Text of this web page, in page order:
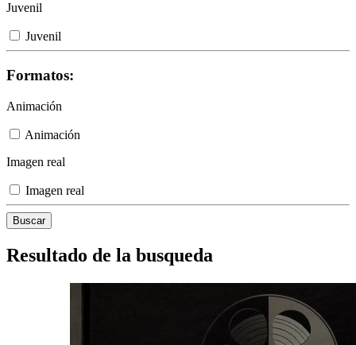
Juvenil
Juvenil
Formatos:
Animación
Animación
Imagen real
Imagen real
Resultado de la busqueda